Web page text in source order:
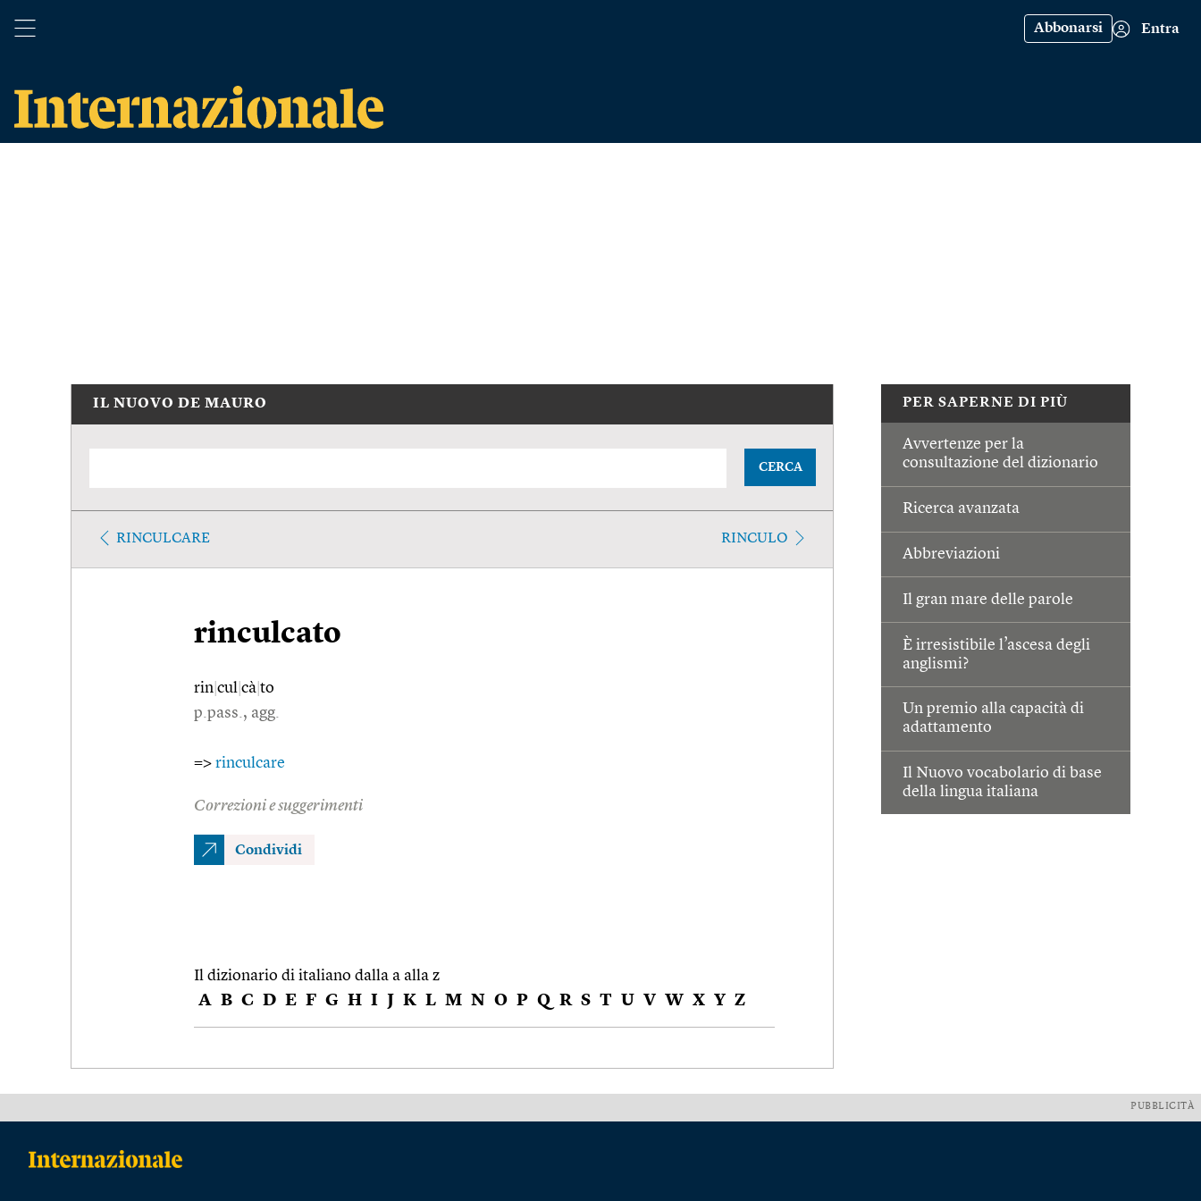
Abbonarsi Entra
PER SAPERNE DI PIÙ
Avvertenze per la
consultazione del dizionario
Ricerca avanzata
Abbreviazioni
Il gran mare delle parole
È irresistibile l’ascesa degli
anglismi?
Un premio alla capacità di
adattamento
Il Nuovo vocabolario di base
della lingua italiana
IL NUOVO DE MAURO
CERCA
RINCULCARE RINCULO
rinculcato
rin cul cà to
p.pass., agg.
=> rinculcare
Correzioni e suggerimenti
Condividi
Il dizionario di italiano dalla a alla z
A B C D E F G H I J K L M N O P Q R S T U V W X Y Z
PUBBLICITÀ